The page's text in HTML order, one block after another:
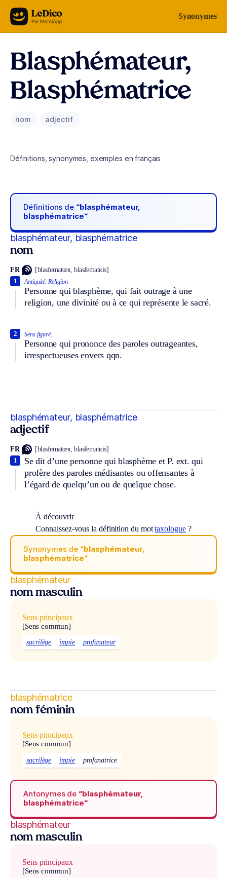
Aller au contenu Synonymes
Blasphémateur,
Blasphématrice
nom adjectif
Définitions, synonymes, exemples en français
Définitions de “blasphémateur,
blasphématrice“
blasphémateur, blasphématrice
nom
FR [blasfematœʀ, blasfematʀis]
Antiquité. Religion.
Personne qui blasphème, qui fait outrage à une
religion, une divinité ou à ce qui représente le sacré.
1
Sens figuré.
Personne qui prononce des paroles outrageantes,
irrespectueuses envers qqn.
2
blasphémateur, blasphématrice
adjectif
FR [blasfematœʀ, blasfematʀis]
Se dit d’une personne qui blasphème etP. ext. qui
profère des paroles médisantes ou offensantes à
l’égard de quelqu’un ou de quelque chose.
1
À découvrir
Connaissez-vous la définition du mottaxologue?
Synonymes de “blasphémateur,
blasphématrice“
blasphémateur
nom masculin
Sens principaux
[Sens commun]
sacrilège impie profanateur
blasphématrice
nom féminin
Sens principaux
[Sens commun]
sacrilège impie profanatrice
Antonymes de “blasphémateur,
blasphématrice“
blasphémateur
nom masculin
Sens principaux
[Sens commun]